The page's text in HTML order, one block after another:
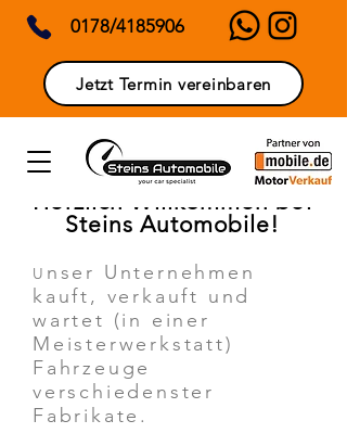
0178/4185906
Jetzt Termin vereinbaren
Herzlich Willkommen bei
Steins Automobile!
U nser Unternehmen
kauft, verkauft und
wartet (in einer
Meisterwerkstatt)
Fahrzeuge
verschiedenster
Fabrikate.